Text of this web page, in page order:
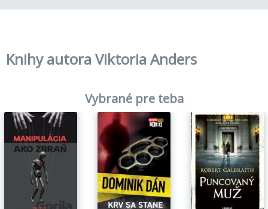
Knihy autora Viktoria Anders
Vybrané pre teba